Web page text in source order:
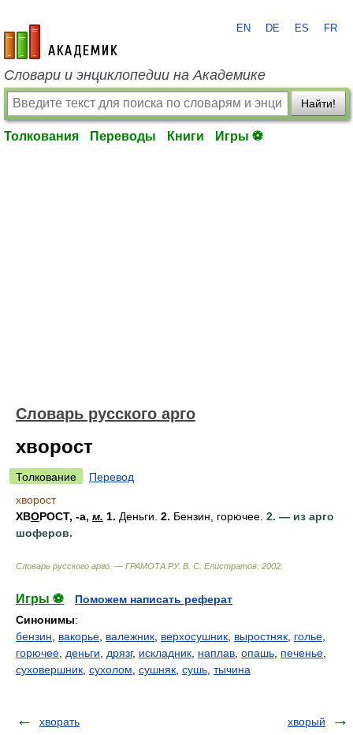
academic.ru
EN DE ES FR
Словари и энциклопедии на Академике
Найти!
Толкования Переводы Книги Игры ⚽
Словарь русского арго
хворост
Толкование
Перевод
хворост
ХВОРОСТ, -а, м. 1. Деньги. 2. Бензин, горючее. 2. — из арго
шоферов.
Словарь русского арго. — ГРАМОТА.РУ. В. С. Елистратов 2002
Игры ⚽
Поможем написать реферат
Синонимы:
бензин
вакорье валежник верхосушник выростняк голье
горючее деньги дрязг, искладник наплав опашь печенье
суховершник сухолом сушняк сушь тычина
хворать хворый